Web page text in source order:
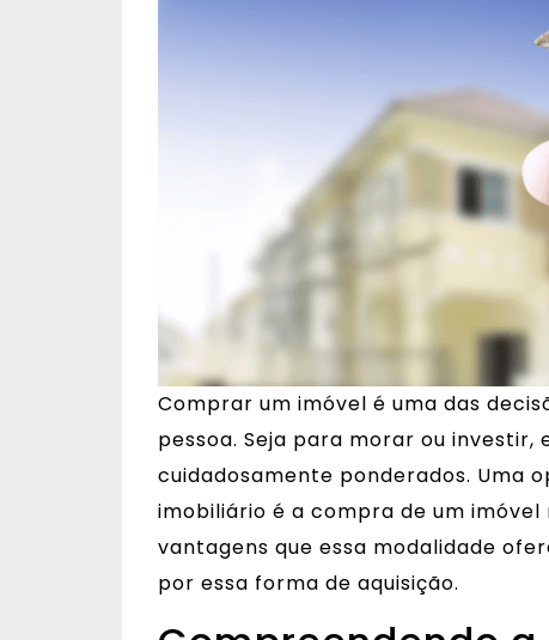
Comprar um imóvel é uma das
pessoa. Seja para morar ou
cuidadosamente ponderados. Uma
imobiliário é a compra de um
vantagens que essa modalidade
por essa forma de aquisição.